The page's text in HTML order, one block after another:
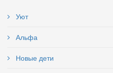
Уют
Альфа
Новые дети